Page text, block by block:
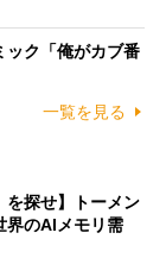
ク「俺がカブ番
一覧を見る
を探せ】トーメン
界のAIメモリ需